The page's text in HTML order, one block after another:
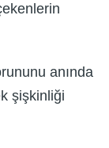
anında
şişkinliği